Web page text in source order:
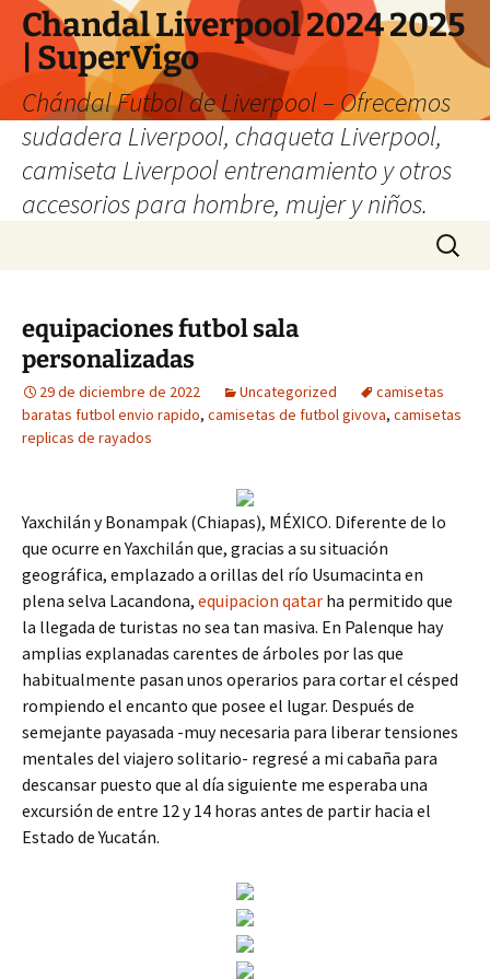
Chandal Liverpool 2024 2025
| SuperVigo
Chándal Futbol de Liverpool – Ofrecemos
sudadera Liverpool, chaqueta Liverpool,
camiseta Liverpool entrenamiento y otros
accesorios para hombre, mujer y niños.
Buscar:
equipaciones futbol sala
personalizadas
29 de diciembre de 2022 Uncategorized
camisetas
baratas futbol envio rapido, camisetas de futbol givova, camisetas
replicas de rayados
Yaxchilán y Bonampak (Chiapas), MÉXICO. Diferente de lo
que ocurre en Yaxchilán que, gracias a su situación
geográfica, emplazado a orillas del río Usumacinta en
plena selva Lacandona, equipacion qatar ha permitido que
la llegada de turistas no sea tan masiva. En Palenque hay
amplias explanadas carentes de árboles por las que
habitualmente pasan unos operarios para cortar el césped
rompiendo el encanto que posee el lugar. Después de
semejante payasada -muy necesaria para liberar tensiones
mentales del viajero solitario- regresé a mi cabaña para
descansar puesto que al día siguiente me esperaba una
excursión de entre 12 y 14 horas antes de partir hacia el
Estado de Yucatán.